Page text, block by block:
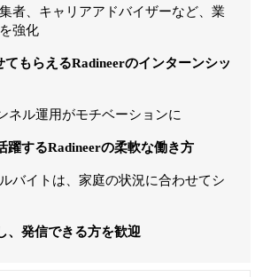
者、キャリアアドバイザーなど、業
強化
てもらえるRadineerのインターンシッ
ネル運用がモチベーションに
躍するRadineerの柔軟な働き方
バイトは、家庭の状況に合わせてシ
、発信できる方を歓迎